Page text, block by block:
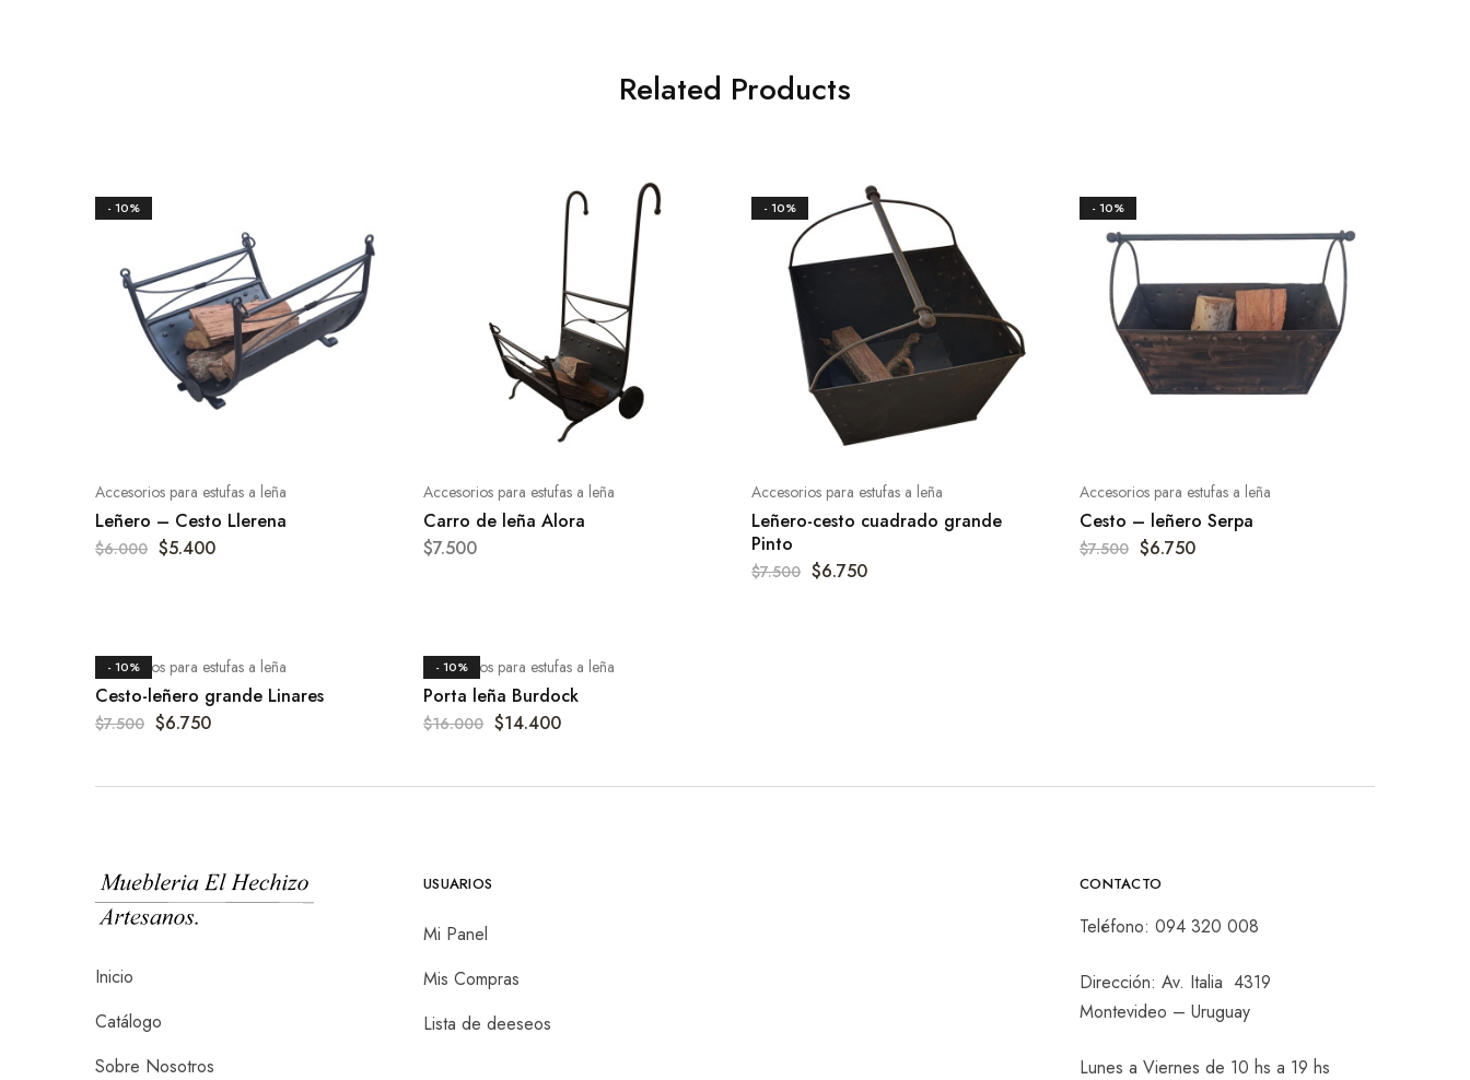
Related Products
- 10%
Accesorios para estufas a leña
Leñero – Cesto Llerena
$6.000 $5.400
Accesorios para estufas a leña
Carro de leña Alora
$7.500
- 10%
Accesorios para estufas a leña
Leñero-cesto cuadrado grande
Pinto
$7.500 $6.750
- 10%
Accesorios para estufas a leña
Cesto – leñero Serpa
$7.500 $6.750
- 10%
Accesorios para estufas a leña
Cesto-leñero grande Linares
$7.500 $6.750
- 10%
Accesorios para estufas a leña
Porta leña Burdock
$16.000 $14.400
Inicio
Catálogo
Sobre Nosotros
USUARIOS
Mi Panel
Mis Compras
Lista de deeseos
CONTACTO
Teléfono: 094 320 008
Dirección: Av. Italia 4319
Montevideo – Uruguay
Lunes a Viernes de 10 hs a 19 hs